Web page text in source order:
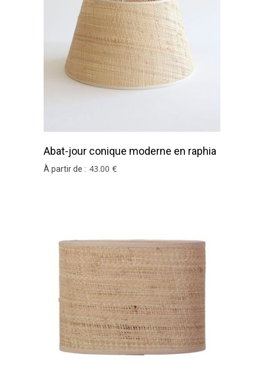
Abat-jour conique moderne en raphia
brun
À partir de : 43.00 €